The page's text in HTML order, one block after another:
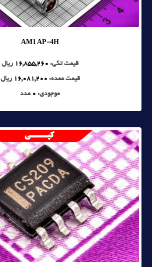
AM1 AP-4H
قیمت تکی: 16,855,260 ریال
قیمت عمده: 16,081,200 ریال
موجودی: 0 عدد